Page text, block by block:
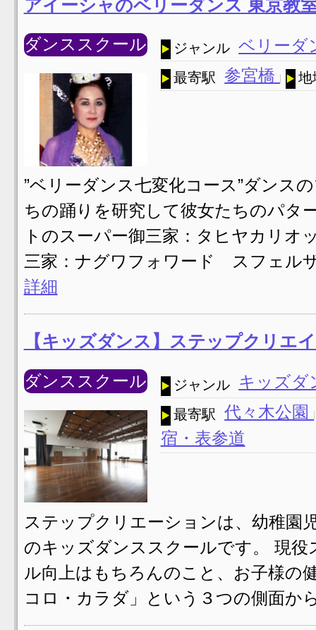
アイーシャのベリーダンス 東京教
ダンススクール ジャンル ベリーダ
最寄駅 参宮橋 地
”ベリーダンス七変化コース”ダンス
ちの踊りを研究して彼女たちのパタ
トのスーパー御三家：タヒヤカリ
三家：ナグワフォワード スフェ
詳細
【キッズダンス】ステップクリエ
ダンススクール ジャンル キッズダ
最寄駅
代々木公園
宿・表参道
ステップクリエーションは、幼稚園
のキッズダンススクールです。 現
ル向上はもちろんのこと、お子様の
コロ・カラダ」という３つの側面